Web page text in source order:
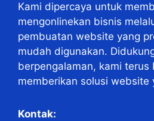
Kami dipercaya untuk
mengonlinekan bisnis
pembuatan website yang
mudah digunakan.
berpengalaman, kami terus
memberikan solusi website
Kontak: